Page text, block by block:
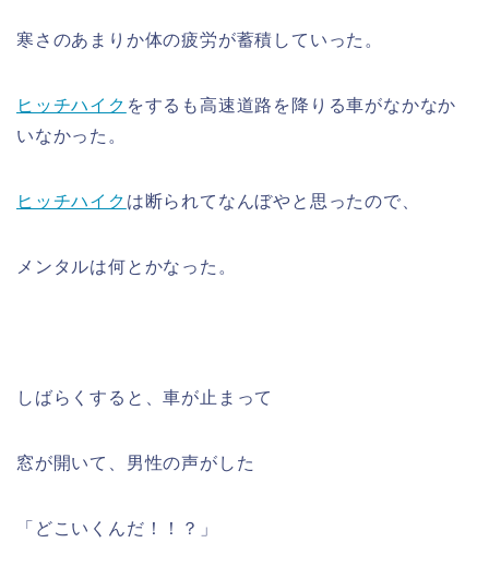
寒さのあまりか体の疲労が蓄積していった。
ヒッチハイク をするも高速道路を降りる車がなかなか
いなかった。
ヒッチハイク は断られてなんぼやと思ったので、
メンタルは何とかなった。
しばらくすると、車が止まって
窓が開いて、男性の声がした
「どこいくんだ！！？」